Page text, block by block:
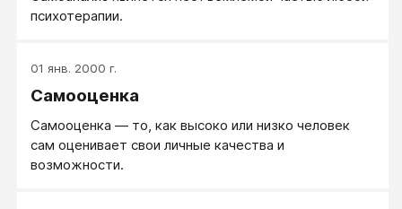
психотерапии.
01 янв. 2000 г.
Самооценка
Самооценка — то, как высоко или низко человек
сам оценивает свои личные качества и
возможности.